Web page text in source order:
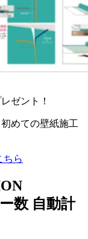
ゼント！
めての壁紙施工
ちら
数 自動計